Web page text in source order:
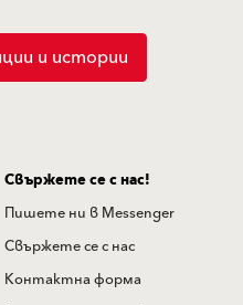
и истории
Свържете се с нас!
Пишете ни в Messenger
Свържете се с нас
Контактна форма